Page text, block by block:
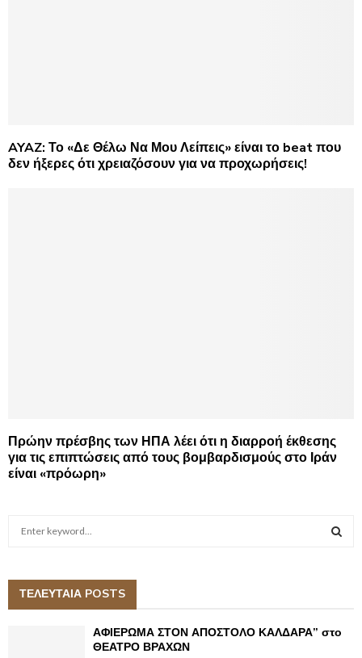
AYAZ: Το «Δε Θέλω Να Μου Λείπεις» είναι το beat που
δεν ήξερες ότι χρειαζόσουν για να προχωρήσεις!
Πρώην πρέσβης των ΗΠΑ λέει ότι η διαρροή έκθεσης
για τις επιπτώσεις από τους βομβαρδισμούς στο Ιράν
είναι «πρόωρη»
h
A
ΤΕΛΕΥΤΑΙΑ POSTS
ΑΦΙΕΡΩΜΑ ΣΤΟΝ ΑΠΟΣΤΟΛΟ ΚΑΛΔΑΡΑ” στο
ΘΕΑΤΡΟ ΒΡΑΧΩΝ